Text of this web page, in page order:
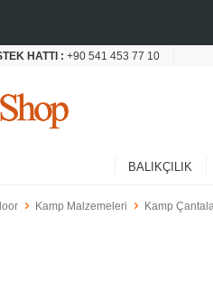
HATTI : +90 541 453 77 10
BALIKÇILIK
Kamp Malzemeleri Kamp